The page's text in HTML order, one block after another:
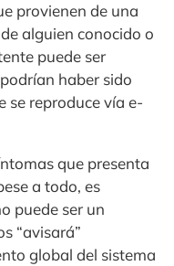
provienen de una
alguien conocido o
puede ser
haber sido
se reproduce vía e-
que presenta
a todo, es
puede ser un
“avisará”
global del sistema